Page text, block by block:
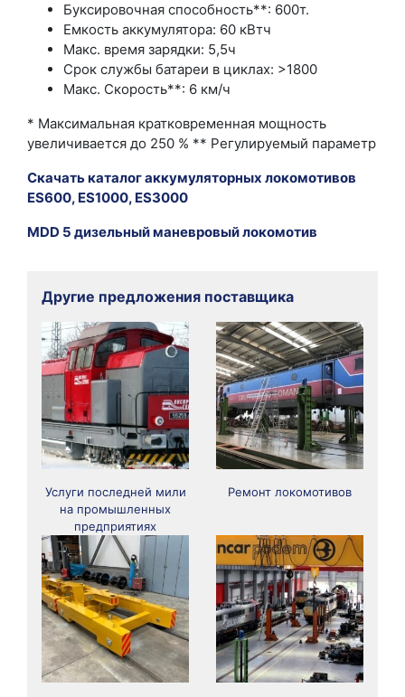
Буксировочная способность**: 600т.
Емкость аккумулятора: 60 кВтч
Макс. время зарядки: 5,5ч
Срок службы батареи в циклах: >1800
Макс. Скорость**: 6 км/ч
* Максимальная кратковременная мощность
увеличивается до 250 % ** Регулируемый параметр
Скачать каталогаккумуляторных локомотивов
ES600, ES1000, ES3000
MDD 5 дизельный маневровый локомотив
Другие предложения поставщика
Услуги последней мили
на промышленных
предприятиях
Ремонт локомотивов